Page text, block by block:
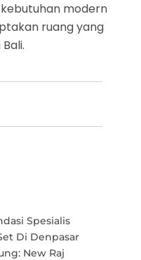
modern
ruang yang
Spesialis
Di Denpasar
New Raj